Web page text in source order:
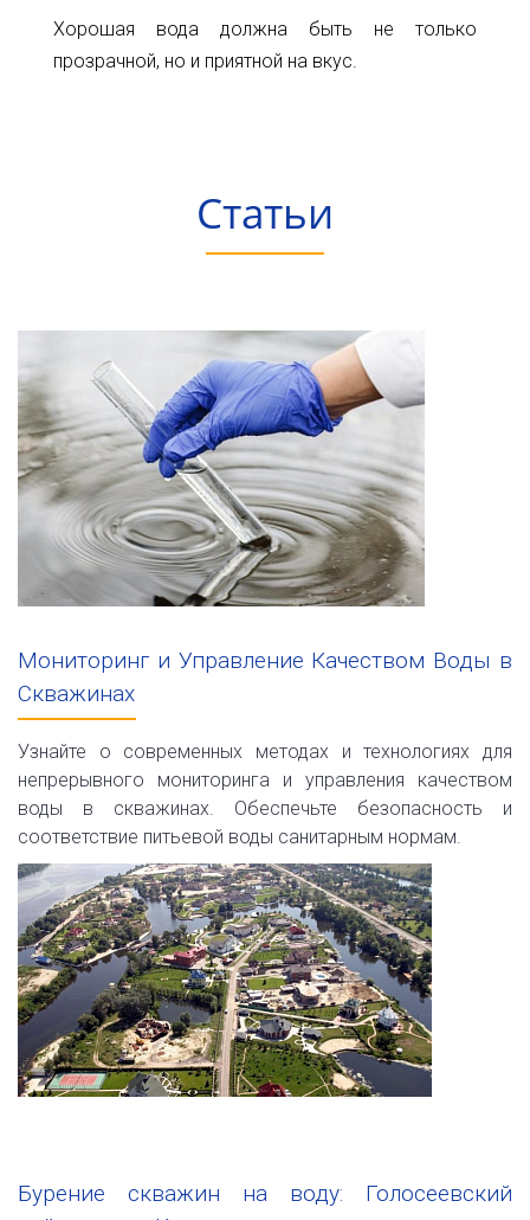
Хорошая вода должна быть не только
прозрачной, но и приятной на вкус.
Статьи
Мониторинг и Управление Качеством Воды в
Скважинах
Узнайте о современных методах и технологиях для
непрерывного мониторинга и управления качеством
воды в скважинах. Обеспечьте безопасность и
соответствие питьевой воды санитарным нормам.
Бурение скважин на воду: Голосеевский